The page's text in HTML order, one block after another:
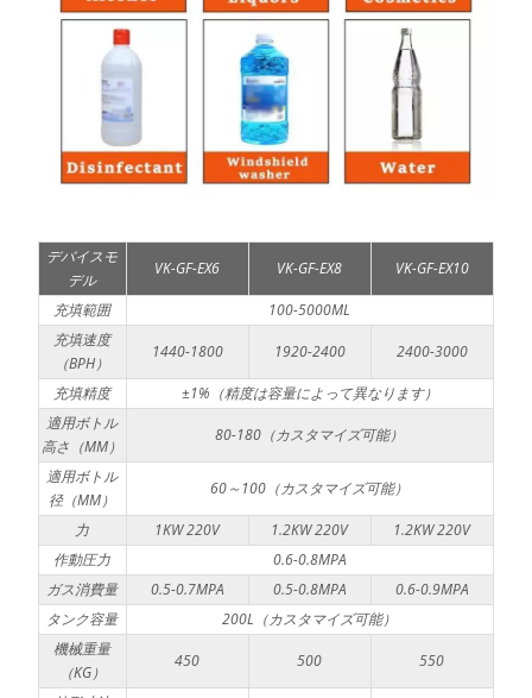
デバイスモ
デル
VK-GF-EX6 VK-GF-EX8 VK-GF-EX10
充填範囲
100-5000ML
充填速度
（BPH）
1440-1800 1920-2400 2400-3000
充填精度
±1%（精度は容量によって異なります）
適用ボトル
高さ（MM）
80-180（カスタマイズ可能）
適用ボトル
径（MM）
60～100（カスタマイズ可能）
力 1KW 220V 1.2KW 220V
1.2KW 220V
作動圧力
0.6-0.8MPA
ガス消費量
0.5-0.7MPA 0.5-0.8MPA
0.6-0.9MPA
タンク容量
200L（カスタマイズ可能）
機械重量
（KG）
450 500 550